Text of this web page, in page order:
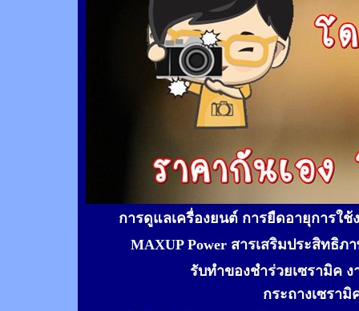
การดูแลเครื่องยนต์ การยืดอายุการใ
MAXUP Power สารเสริมประสิทธิ
รับทำของชำร่วยเซรามิค
กระถางเซรา